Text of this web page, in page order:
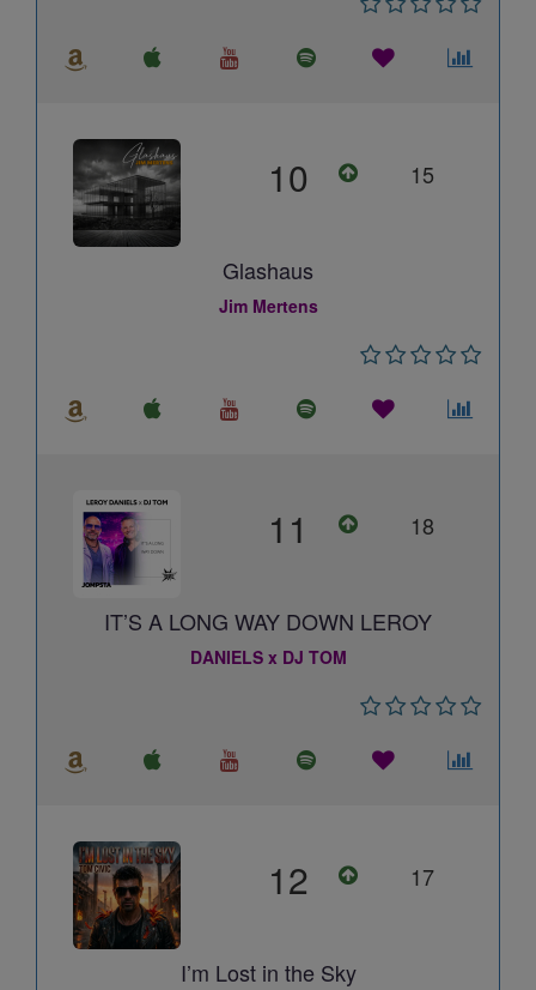
10 15
Glashaus
Jim Mertens
11 18
IT’S A LONG WAY DOWN LEROY
DANIELS x DJ TOM
12 17
I’m Lost in the Sky